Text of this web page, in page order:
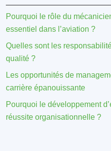
Pourquoi le rôle du
essentiel dans l’aviation ?
Quelles sont les
qualité ?
Les opportunités de
carrière épanouissante
Pourquoi le développement
réussite organisationnelle ?